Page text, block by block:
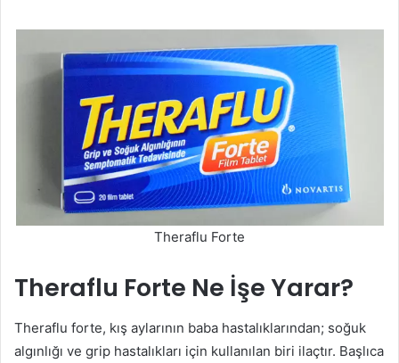
Theraflu Forte
Theraflu Forte Ne İşe Yarar?
Theraflu forte, kış aylarının baba hastalıklarından; soğuk
algınlığı ve grip hastalıkları için kullanılan biri ilaçtır. Başlıca